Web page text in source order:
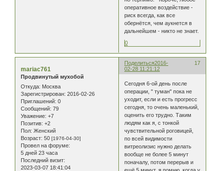
оперативное воздействие -
риск всегда, как все
обернётся, чем аукнется в
дальнейшем - никто не знает.
0
Поделиться 17
2016-
02-28 11:21:12
mariac761
Продвинутый мухобой
Откуда: Москва
Зарегистрирован: 2016-02-26
Приглашений: 0
Сообщений: 79
Уважение: +7
Позитив: +2
Пол: Женский
Возраст: 50 [1976-04-30]
Провел на форуме:
5 дней 23 часа
Последний визит:
2023-03-07 18:41:04
Сегодня 6-ой день после
операции, " туман" пока не
уходит, если и есть прогресс
сегодня, то очень маленький,
оценить его трудно. Таким
людям как я, с тонкой
чувствительной роговицей,
по всей видимости
витреолизис нужно делать
вообще не более 5 минут
поначалу, потом перерыв и